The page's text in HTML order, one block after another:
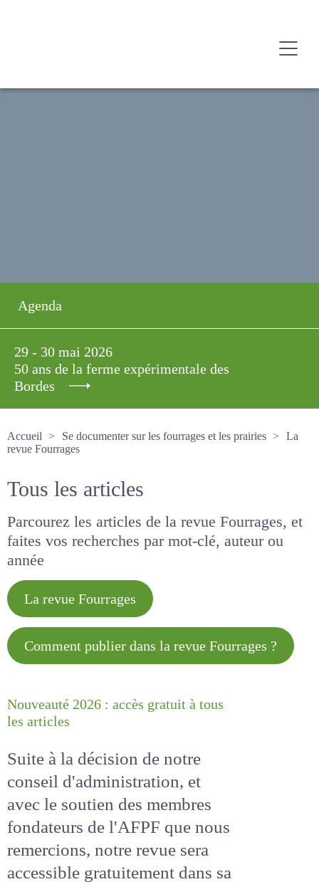
Agenda
29 - 30 mai 2026
50 ans de la ferme expérimentale des
Bordes
Accueil
Se documenter sur les fourrages et les prairies
La revue Fourrages
Tous les articles
Parcourez les articles de la revue Fourrages, et
faites vos recherches par mot-clé, auteur ou
année
La revue Fourrages
Comment publier dans la revue
Nouveauté 2026 : accès gratuit à
Suite à la décision de notre
conseil d'administration, et
avec le soutien des membres
fondateurs de l'AFPF que nous
remercions, notre revue sera